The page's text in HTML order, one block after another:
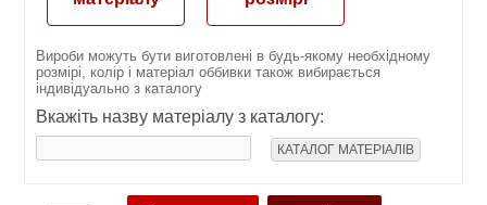
Вироби можуть бути виготовлені в будь-якому необхідному
розмірі, колір і матеріал оббивки також вибирається
індивідуально з каталогу
Вкажіть назву матеріалу з каталогу:
КАТАЛОГ МАТЕРІАЛІВ